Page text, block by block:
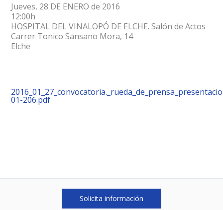
Jueves, 28 DE ENERO de 2016
12:00h
HOSPITAL DEL VINALOPÓ DE ELCHE. Salón de Actos
Carrer Tonico Sansano Mora, 14
Elche
01-206.pdf
Solicita información